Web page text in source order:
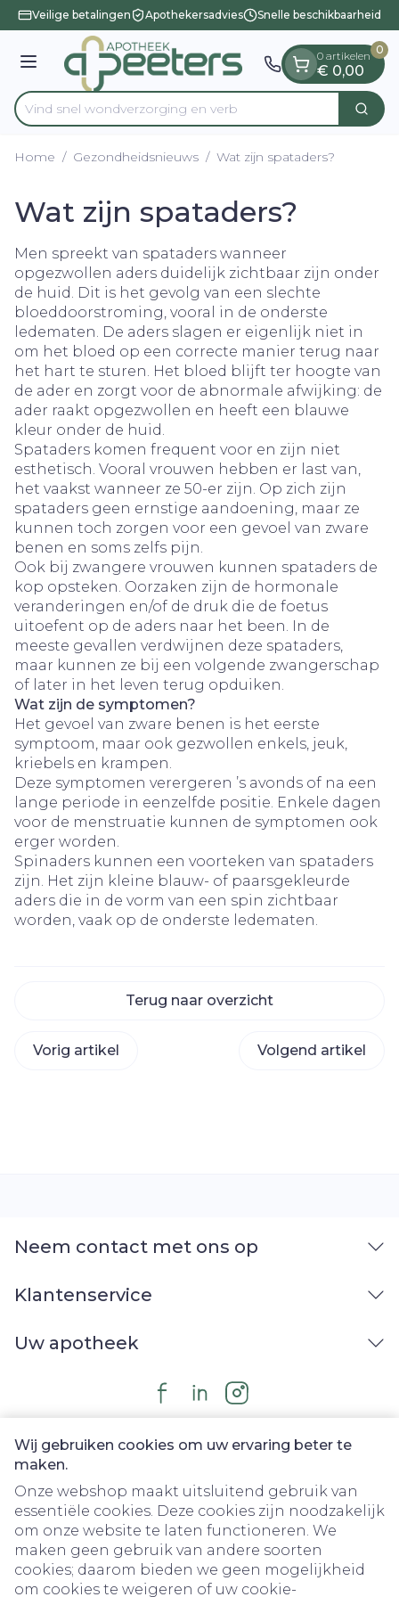
Wij gebruiken cookies om uw ervaring beter te
maken.
Onze webshop maakt uitsluitend gebruik van
essentiële cookies. Deze cookies zijn noodzakelijk
om onze website te laten functioneren. We
maken geen gebruik van andere soorten
cookies; daarom bieden we geen mogelijkheid
om cookies te weigeren of uw cookie-
Ga naar de inhoud
1 van 1
Veilige betalingen Apothekersadvies Snelle beschikbaarheid
Menu
Product, merk, categorie...
Vind snel wondverzorging en Zoek
0 artikelen
€ 0,00
0
Home / Gezondheidsnieuws / Wat zijn spataders?
Wat zijn spataders?
Men spreekt van spataders wanneer
opgezwollen aders duidelijk zichtbaar zijn onder
de huid. Dit is het gevolg van een slechte
bloeddoorstroming, vooral in de onderste
ledematen. De aders slagen er eigenlijk niet in
om het bloed op een correcte manier terug naar
het hart te sturen. Het bloed blijft ter hoogte van
de ader en zorgt voor de abnormale afwijking: de
ader raakt opgezwollen en heeft een blauwe
kleur onder de huid.
Spataders komen frequent voor en zijn niet
esthetisch. Vooral vrouwen hebben er last van,
het vaakst wanneer ze 50-er zijn. Op zich zijn
spataders geen ernstige aandoening, maar ze
kunnen toch zorgen voor een gevoel van zware
benen en soms zelfs pijn.
Ook bij zwangere vrouwen kunnen spataders de
kop opsteken. Oorzaken zijn de hormonale
veranderingen en/of de druk die de foetus
uitoefent op de aders naar het been. In de
meeste gevallen verdwijnen deze spataders,
maar kunnen ze bij een volgende zwangerschap
of later in het leven terug opduiken.
Wat zijn de symptomen?
Het gevoel van zware benen is het eerste
symptoom, maar ook gezwollen enkels, jeuk,
kriebels en krampen.
Deze symptomen verergeren ’s avonds of na een
lange periode in eenzelfde positie. Enkele dagen
voor de menstruatie kunnen de symptomen ook
erger worden.
Spinaders kunnen een voorteken van spataders
zijn. Het zijn kleine blauw- of paarsgekleurde
aders die in de vorm van een spin zichtbaar
worden, vaak op de onderste ledematen.
Terug naar overzicht
Vorig artikel Volgend artikel
Neem contact met ons op
Klantenservice
Uw apotheek
Juridische links